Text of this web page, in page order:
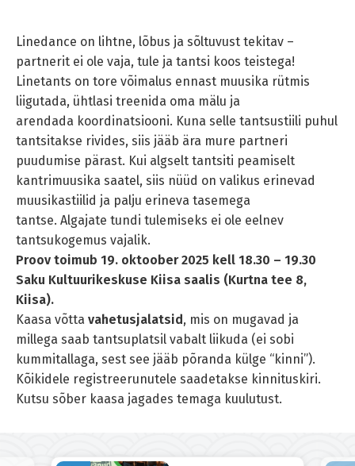
Linedance on lihtne, lõbus ja sõltuvust tekitav –
partnerit ei ole vaja, tule ja tantsi koos teistega!
Linetants on tore võimalus ennast muusika rütmis
liigutada, ühtlasi treenida oma mälu ja
arendada koordinatsiooni. Kuna selle tantsustiili puhul
tantsitakse rivides, siis jääb ära mure partneri
puudumise pärast. Kui algselt tantsiti peamiselt
kantrimuusika saatel, siis nüüd on valikus erinevad
muusikastiilid ja palju erineva tasemega
tantse. Algajate tundi tulemiseks ei ole eelnev
tantsukogemus vajalik.
Proov toimub 19. oktoober2025 kell 18.30 – 19.30
Saku Kultuurikeskuse Kiisa saalis (Kurtna tee 8,
Kiisa).
Kaasa võtta vahetusjalatsid, mis on mugavad ja
millega saab tantsuplatsil vabalt liikuda (ei sobi
kummitallaga, sest see jääb põranda külge “kinni”).
Kõikidele registreerunutele saadetakse kinnituskiri.
Kutsu sõber kaasa jagades temaga kuulutust.